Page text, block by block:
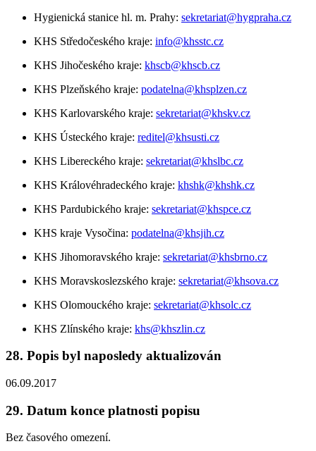
Hygienická stanice hl. m. Prahy: sekretariat@hygpraha.cz
KHS Středočeského kraje: info@khsstc.cz
KHS Jihočeského kraje: khscb@khscb.cz
KHS Plzeňského kraje: podatelna@khsplzen.cz
KHS Karlovarského kraje: sekretariat@khskv.cz
KHS Ústeckého kraje: reditel@khsusti.cz
KHS Libereckého kraje: sekretariat@khslbc.cz
KHS Královéhradeckého kraje: khshk@khshk.cz
KHS Pardubického kraje: sekretariat@khspce.cz
KHS kraje Vysočina: podatelna@khsjih.cz
KHS Jihomoravského kraje: sekretariat@khsbrno.cz
KHS Moravskoslezského kraje: sekretariat@khsova.cz
KHS Olomouckého kraje: sekretariat@khsolc.cz
KHS Zlínského kraje: khs@khszlin.cz
28. Popis byl naposledy aktualizován
06.09.2017
29. Datum konce platnosti popisu
Bez časového omezení.